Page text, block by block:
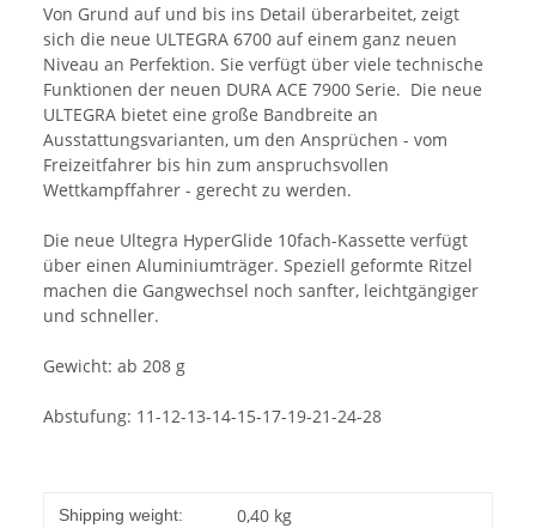
Von Grund auf und bis ins Detail überarbeitet, zeigt
sich die neue ULTEGRA 6700 auf einem ganz neuen
Niveau an Perfektion. Sie verfügt über viele technische
Funktionen der neuen DURA ACE 7900 Serie. Die neue
ULTEGRA bietet eine große Bandbreite an
Ausstattungsvarianten, um den Ansprüchen - vom
Freizeitfahrer bis hin zum anspruchsvollen
Wettkampffahrer - gerecht zu werden.
Die neue Ultegra HyperGlide 10fach-Kassette verfügt
über einen Aluminiumträger. Speziell geformte Ritzel
machen die Gangwechsel noch sanfter, leichtgängiger
und schneller.
Gewicht: ab 208 g
Abstufung: 11-12-13-14-15-17-19-21-24-28
Shipping weight: 0,40 kg